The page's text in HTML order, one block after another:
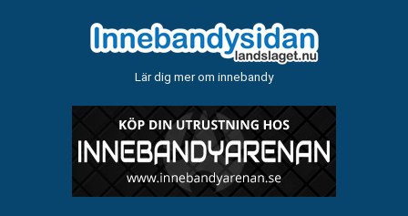
Lär dig mer om innebandy